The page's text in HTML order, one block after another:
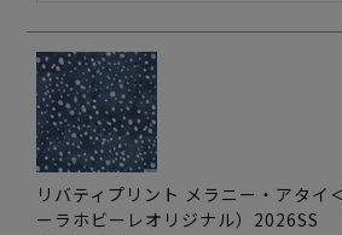
リバティプリント メラニー・アタイ
ーラホビーレオリジナル）2026SS